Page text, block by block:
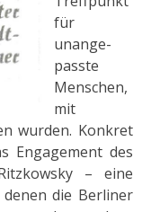
für
unange­
passte
Menschen,
mit
wurden. Konkret
Engagement des
– eine
die Berli­ner